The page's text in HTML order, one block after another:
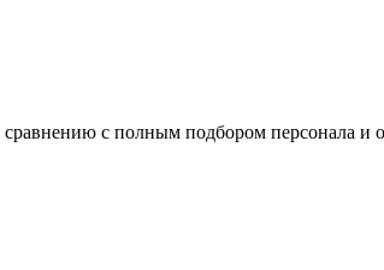
с полным подбором персонала и